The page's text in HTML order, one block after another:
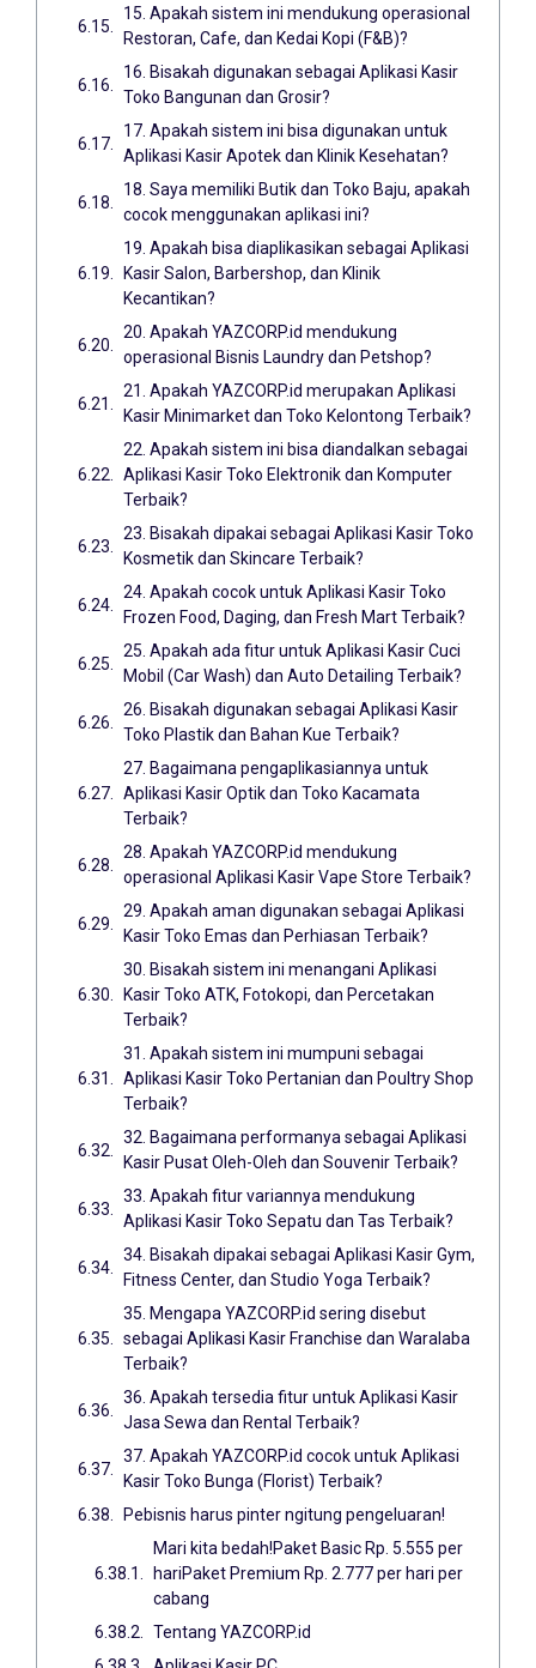
15. Apakah sistem ini mendukung operasional
Restoran, Cafe, dan Kedai Kopi (F&B)?
16. Bisakah digunakan sebagai Aplikasi Kasir
Toko Bangunan dan Grosir?
17. Apakah sistem ini bisa digunakan untuk
Aplikasi Kasir Apotek dan Klinik Kesehatan?
18. Saya memiliki Butik dan Toko Baju, apakah
cocok menggunakan aplikasi ini?
19. Apakah bisa diaplikasikan sebagai Aplikasi
Kasir Salon, Barbershop, dan Klinik
Kecantikan?
20. Apakah YAZCORP.id mendukung
operasional Bisnis Laundry dan Petshop?
21. Apakah YAZCORP.id merupakan Aplikasi
Kasir Minimarket dan Toko Kelontong Terbaik?
22. Apakah sistem ini bisa diandalkan sebagai
Aplikasi Kasir Toko Elektronik dan Komputer
Terbaik?
23. Bisakah dipakai sebagai Aplikasi Kasir Toko
Kosmetik dan Skincare Terbaik?
24. Apakah cocok untuk Aplikasi Kasir Toko
Frozen Food, Daging, dan Fresh Mart Terbaik?
25. Apakah ada fitur untuk Aplikasi Kasir Cuci
Mobil (Car Wash) dan Auto Detailing Terbaik?
26. Bisakah digunakan sebagai Aplikasi Kasir
Toko Plastik dan Bahan Kue Terbaik?
27. Bagaimana pengaplikasiannya untuk
Aplikasi Kasir Optik dan Toko Kacamata
Terbaik?
28. Apakah YAZCORP.id mendukung
operasional Aplikasi Kasir Vape Store Terbaik?
29. Apakah aman digunakan sebagai Aplikasi
Kasir Toko Emas dan Perhiasan Terbaik?
30. Bisakah sistem ini menangani Aplikasi
Kasir Toko ATK, Fotokopi, dan Percetakan
Terbaik?
31. Apakah sistem ini mumpuni sebagai
Aplikasi Kasir Toko Pertanian dan Poultry Shop
Terbaik?
32. Bagaimana performanya sebagai Aplikasi
Kasir Pusat Oleh-Oleh dan Souvenir Terbaik?
33. Apakah fitur variannya mendukung
Aplikasi Kasir Toko Sepatu dan Tas Terbaik?
34. Bisakah dipakai sebagai Aplikasi Kasir Gym,
Fitness Center, dan Studio Yoga Terbaik?
35. Mengapa YAZCORP.id sering disebut
sebagai Aplikasi Kasir Franchise dan Waralaba
Terbaik?
36. Apakah tersedia fitur untuk Aplikasi Kasir
Jasa Sewa dan Rental Terbaik?
37. Apakah YAZCORP.id cocok untuk Aplikasi
Kasir Toko Bunga (Florist) Terbaik?
Pebisnis harus pinter ngitung pengeluaran!
Mari kita bedah!Paket Basic Rp. 5.555 per
hariPaket Premium Rp. 2.777 per hari per
cabang
Tentang YAZCORP.id